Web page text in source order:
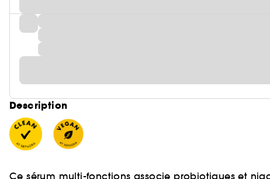
Description
Ce sérum multi-fonctions associe probiotiques et